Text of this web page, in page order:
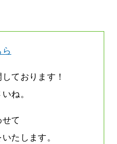
ら
ております！
ね。
て
たします。